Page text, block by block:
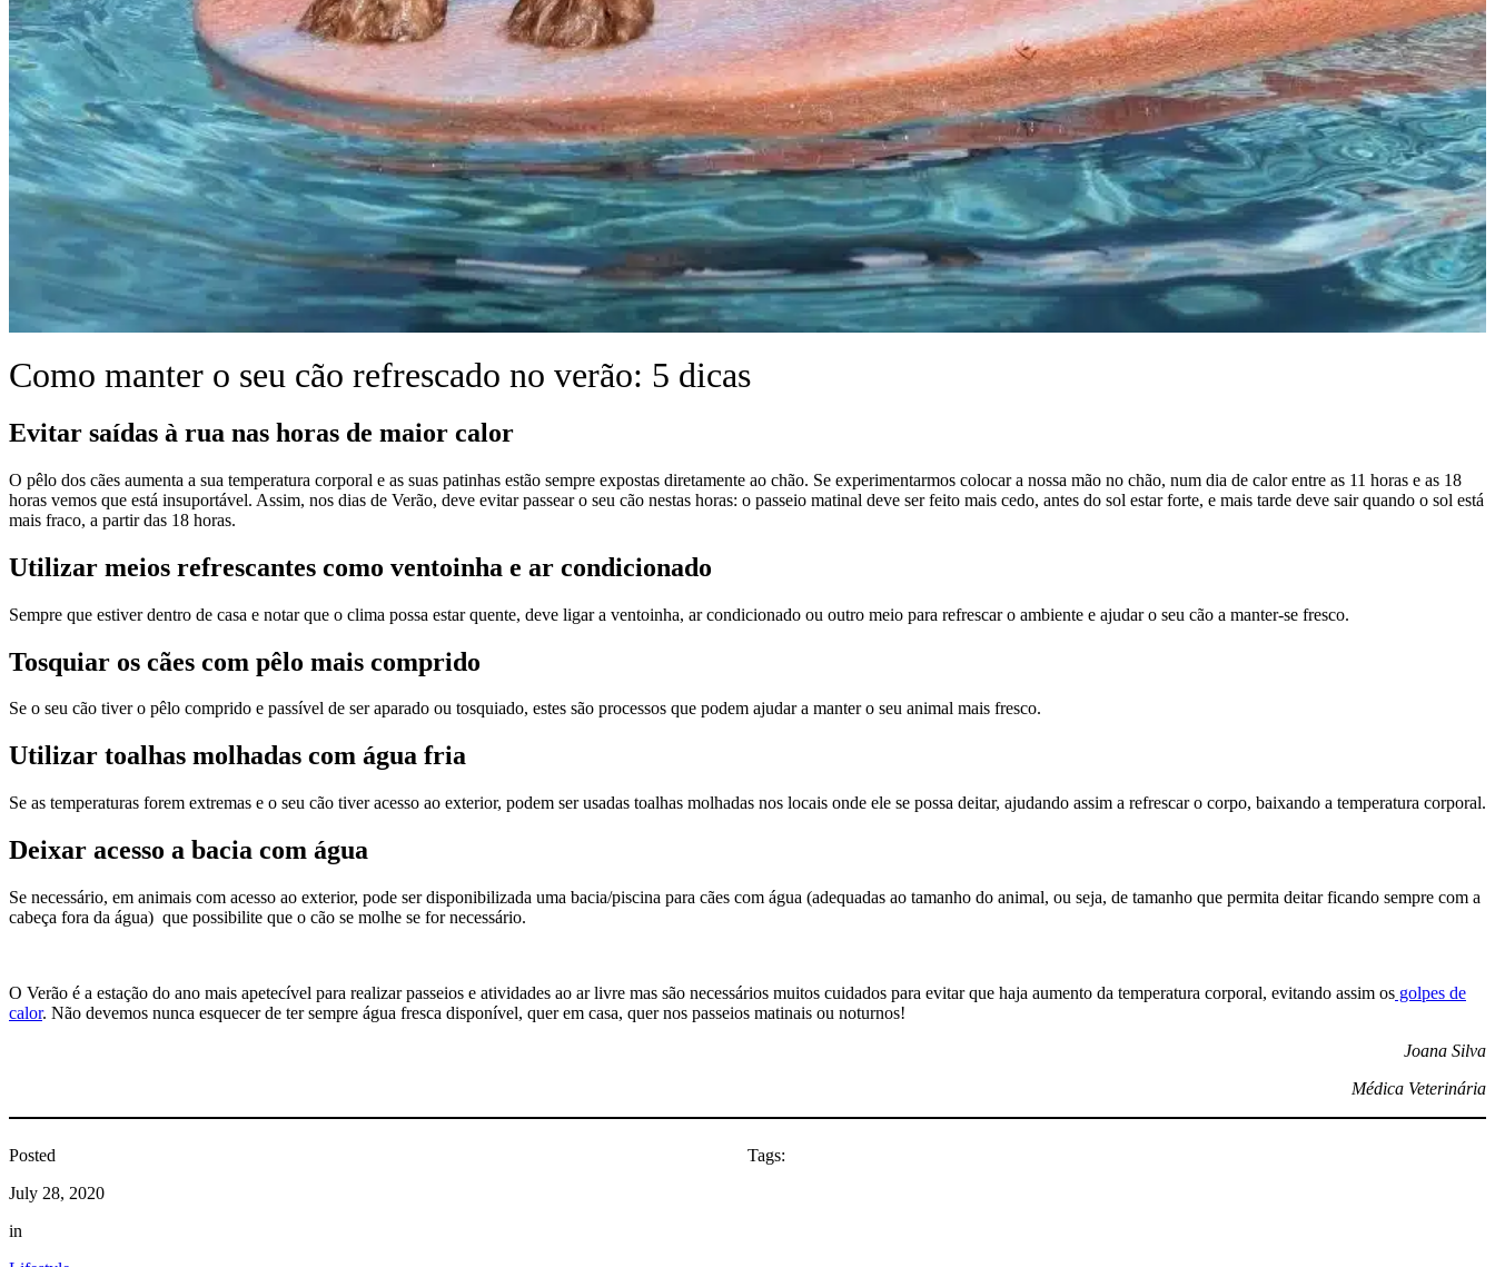
Como manter o seu cão refrescado no verão: 5 dicas
Evitar saídas à rua nas horas de maior calor
O pêlo dos cães aumenta a sua temperatura corporal e as suas patinhas estão sempre expostas diretamente ao chão. Se experimentarmos colocar a nossa mão no chão, num dia de calor entre as 11 horas e as 18
horas vemos que está insuportável. Assim, nos dias de Verão, deve evitar passear o seu cão nestas horas: o passeio matinal deve ser feito mais cedo, antes do sol estar forte, e mais tarde deve sair quando o sol está
mais fraco, a partir das 18 horas.
Utilizar meios refrescantes como ventoinha e ar condicionado
Sempre que estiver dentro de casa e notar que o clima possa estar quente, deve ligar a ventoinha, ar condicionado ou outro meio para refrescar o ambiente e ajudar o seu cão a manter-se fresco.
Tosquiar os cães com pêlo mais comprido
Se o seu cão tiver o pêlo comprido e passível de ser aparado ou tosquiado, estes são processos que podem ajudar a manter o seu animal mais fresco.
Utilizar toalhas molhadas com água fria
Se as temperaturas forem extremas e o seu cão tiver acesso ao exterior, podem ser usadas toalhas molhadas nos locais onde ele se possa deitar, ajudando assim a refrescar o corpo, baixando a temperatura corporal.
Deixar acesso a bacia com água
Se necessário, em animais com acesso ao exterior, pode ser disponibilizada uma bacia/piscina para cães com água (adequadas ao tamanho do animal, ou seja, de tamanho que permita deitar ficando sempre com a
cabeça fora da água) que possibilite que o cão se molhe se for necessário.
O Verão é a estação do ano mais apetecível para realizar passeios e atividades ao ar livre mas são necessários muitos cuidados para evitar que haja aumento da temperatura corporal, evitando assim os golpes de
calor. Não devemos nunca esquecer de ter sempre água fresca disponível, quer em casa, quer nos passeios matinais ou noturnos!
Joana Silva
Médica Veterinária
Posted
July 28, 2020
in
Tags: